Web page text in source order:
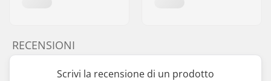
RECENSIONI
Scrivi la recensione di un prodotto